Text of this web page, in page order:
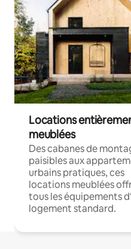
Locations
meublées
Des cabanes de
paisibles aux
urbains pratiques, ces
locations meublées
tous les équipements
logement standard.